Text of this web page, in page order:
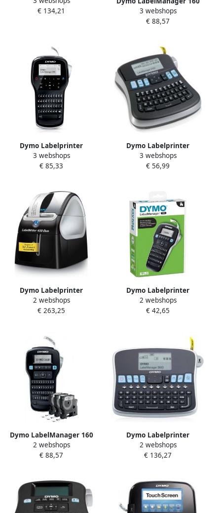
draagbaar azerty 19mm
€ 134,21
Value Pack: 3 x D1 tape
zwart op wit 12 mm + 1 x
3 webshops
€ 88,57
Dymo Labelprinter
LabelManager 280
draagbaar qwerty 12mm
3 webshops
€ 85,33
Dymo Labelprinter
LabelManager 210D+
draagbaar azerty 12mm
3 webshops
€ 56,99
Dymo Labelprinter
LabelWriter 450 Duo
desktop zwart
2 webshops
€ 263,25
Dymo Labelprinter
LabelManager 160
draagbaar qwerty 12mm
2 webshops
€ 42,65
Dymo LabelManager 160
Value Pack: 3 x D1 tape
zwart op wit 12 mm + 1 x
2 webshops
€ 88,57
Dymo Labelprinter
LabelManager 360D
draagbaar qwerty 19mm
2 webshops
€ 136,27